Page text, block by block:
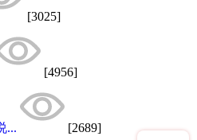
[3025]
[4956]
... [2689]